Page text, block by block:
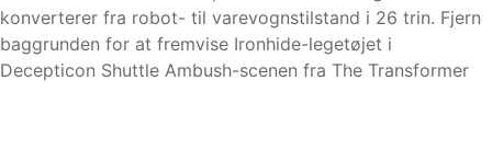
konverterer fra robot- til varevognstilstand i 26 trin. Fjern
baggrunden for at fremvise Ironhide-legetøjet i
Decepticon Shuttle Ambush-scenen fra The Transformer